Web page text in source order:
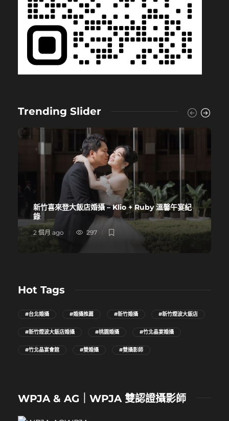
Trending Slider
新竹喜來登大飯店婚攝 – Klio + Ruby 溫馨午宴紀
錄
2 個月 ago 297
Hot Tags
#台北婚攝 #婚攝推薦 #新竹婚攝 #新竹煙波大飯店
#新竹煙波大飯店婚攝 #桃園婚攝 #竹北晶宴婚攝
#竹北晶宴會館 #雙婚攝 #雙攝影師
WPJA & AG｜WPJA 雙認證攝影師